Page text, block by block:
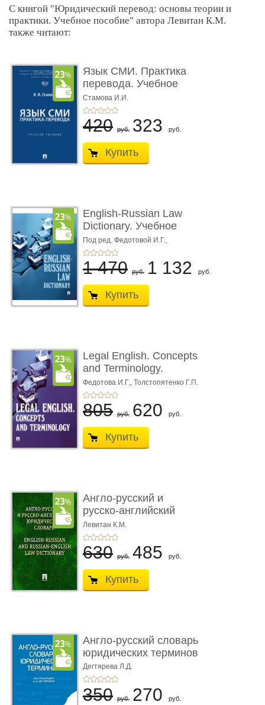
С книгой "Юридический перевод: основы теории и
практики. Учебное пособие" автора Левитан К.М.
также читают:
Язык СМИ. Практика
перевода. Учебное
пособие
Стамова И.И.
420 руб. 323 руб.
Купить
English-Russian Law
Dictionary. Учебное
пособие
Под ред. Федотовой И.Г.,
Толстопятенко Г.П.
1 470 руб. 1 132 руб.
Купить
Legal English. Concepts
and Terminology.
Учебное пособие
Федотова И.Г., Толстопятенко Г.П.
805 руб. 620 руб.
Купить
Англо-русский и
русско-английский
юридический ...
Левитан К.М.
630 руб. 485 руб.
Купить
Англо-русский словарь
юридических терминов
Дегтярева Л.Д.
350 руб. 270 руб.